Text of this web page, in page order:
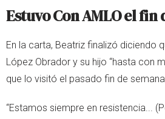
Estuvo Con AMLO el fin
En la carta, Beatriz finalizó diciendo
López Obrador y su hijo “hasta con
que lo visitó el pasado fin de
“Estamos siempre en resistencia...